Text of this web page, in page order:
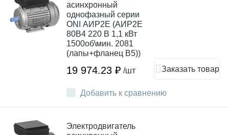
Добавить к сравнению
асинхронный
однофазный серии
ONI АИР2Е (АИР2Е
80B4 220 В 1,1 кВт
1500об\мин. 2081
(лапы+фланец В5))
19 974.23 ₽ /шт Заказать товар
Электродвигатель